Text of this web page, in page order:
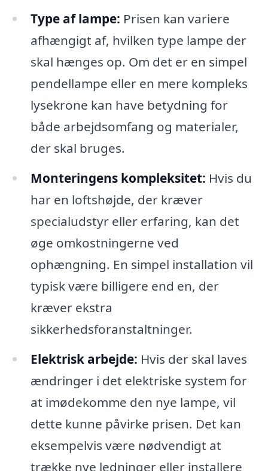
Type af lampe: Prisen kan variere
afhængigt af, hvilken type lampe der
skal hænges op. Om det er en simpel
pendellampe eller en mere kompleks
lysekrone kan have betydning for
både arbejdsomfang og materialer,
der skal bruges.
Monteringens kompleksitet: Hvis du
har en loftshøjde, der kræver
specialudstyr eller erfaring, kan det
øge omkostningerne ved
ophængning. En simpel installation vil
typisk være billigere end en, der
kræver ekstra
sikkerhedsforanstaltninger.
Elektrisk arbejde: Hvis der skal laves
ændringer i det elektriske system for
at imødekomme den nye lampe, vil
dette kunne påvirke prisen. Det kan
eksempelvis være nødvendigt at
trække nye ledninger eller installere